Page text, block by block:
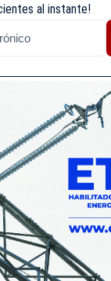
al instante!